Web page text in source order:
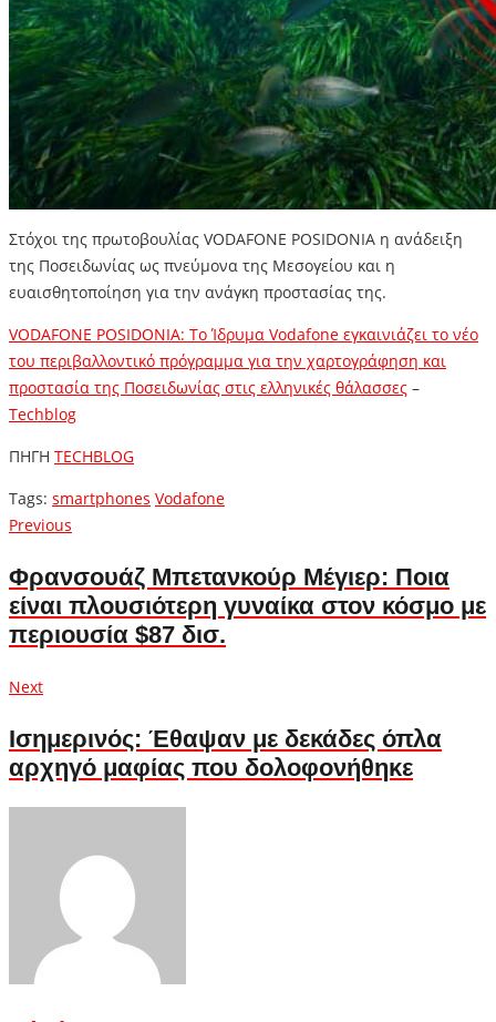
Στόχοι της πρωτοβουλίας VODAFONE POSIDONIA η ανάδειξη
της Ποσειδωνίας ως πνεύμονα της Μεσογείου και η
ευαισθητοποίηση για την ανάγκη προστασίας της.
VODAFONE POSIDONIA: Το Ίδρυμα Vodafone εγκαινιάζει το νέο
του περιβαλλοντικό πρόγραμμα για την χαρτογράφηση και
προστασία της Ποσειδωνίας στις ελληνικές θάλασσες –
Techblog
ΠΗΓΗ TECHBLOG
Tags: smartphones Vodafone
Πλοήγηση
άρθρων
Previous
Φρανσουάζ Μπετανκούρ Μέγιερ: Ποια
είναι πλουσιότερη γυναίκα στον κόσμο με
περιουσία $87 δισ.
NextNext
Ισημερινός: Έθαψαν με δεκάδες όπλα
αρχηγό μαφίας που δολοφονήθηκε